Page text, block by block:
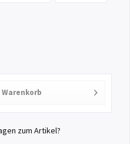
Warenkorb
zum Artikel?